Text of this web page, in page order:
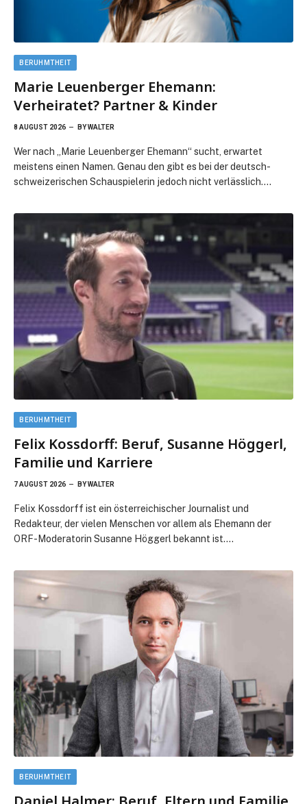
BERUHMTHEIT
Marie Leuenberger Ehemann:
Verheiratet? Partner & Kinder
8 AUGUST 2026 BYWALTER
Wer nach „Marie Leuenberger Ehemann“ sucht, erwartet
meistens einen Namen. Genau den gibt es bei der deutsch-
schweizerischen Schauspielerin jedoch nicht verlässlich.…
BERUHMTHEIT
Felix Kossdorff: Beruf, Susanne Höggerl,
Familie und Karriere
7 AUGUST 2026 BYWALTER
Felix Kossdorff ist ein österreichischer Journalist und
Redakteur, der vielen Menschen vor allem als Ehemann der
ORF-Moderatorin Susanne Höggerl bekannt ist.…
BERUHMTHEIT